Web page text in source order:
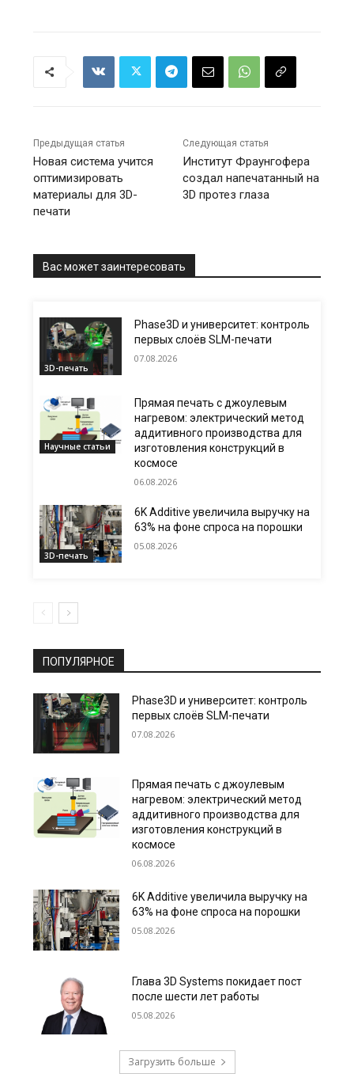
Предыдущая статья
Новая система учится
оптимизировать
материалы для 3D-
печати
Следующая статья
Институт Фраунгофера
создал напечатанный на
3D протез глаза
Вас может заинтересовать
3D-печать
Phase3D и университет: контроль
первых слоёв SLM-печати
07.08.2026
Научные статьи
Прямая печать с джоулевым
нагревом: электрический метод
аддитивного производства для
изготовления конструкций в
космосе
06.08.2026
3D-печать
6K Additive увеличила выручку на
63% на фоне спроса на порошки
05.08.2026
ПОПУЛЯРНОЕ
Phase3D и университет: контроль
первых слоёв SLM-печати
07.08.2026
Прямая печать с джоулевым
нагревом: электрический метод
аддитивного производства для
изготовления конструкций в
космосе
06.08.2026
6K Additive увеличила выручку на
63% на фоне спроса на порошки
05.08.2026
Глава 3D Systems покидает пост
после шести лет работы
05.08.2026
Загрузить больше